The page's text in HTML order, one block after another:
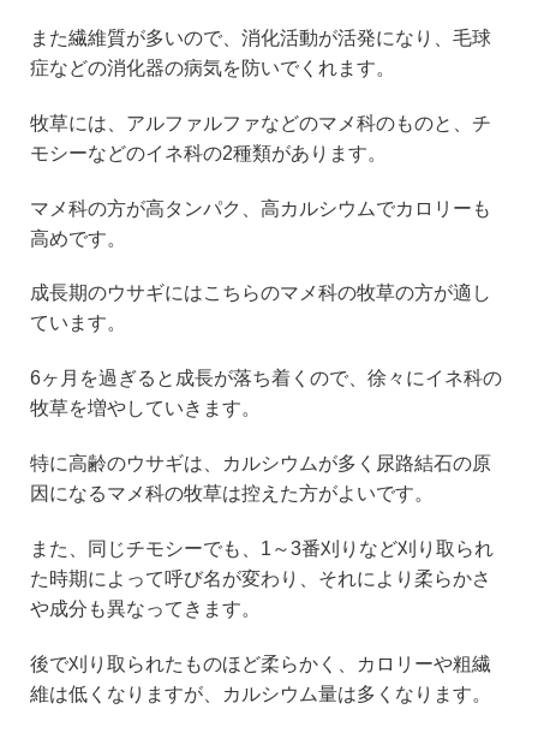
また繊維質が多いので、消化活動が活発になり、毛球
症などの消化器の病気を防いでくれます。
牧草には、アルファルファなどのマメ科のものと、チ
モシーなどのイネ科の2種類があります。
マメ科の方が高タンパク、高カルシウムでカロリーも
高めです。
成長期のウサギにはこちらのマメ科の牧草の方が適し
ています。
6ヶ月を過ぎると成長が落ち着くので、徐々にイネ科の
牧草を増やしていきます。
特に高齢のウサギは、カルシウムが多く尿路結石の原
因になるマメ科の牧草は控えた方がよいです。
また、同じチモシーでも、1～3番刈りなど刈り取られ
た時期によって呼び名が変わり、それにより柔らかさ
や成分も異なってきます。
後で刈り取られたものほど柔らかく、カロリーや粗繊
維は低くなりますが、カルシウム量は多くなります。